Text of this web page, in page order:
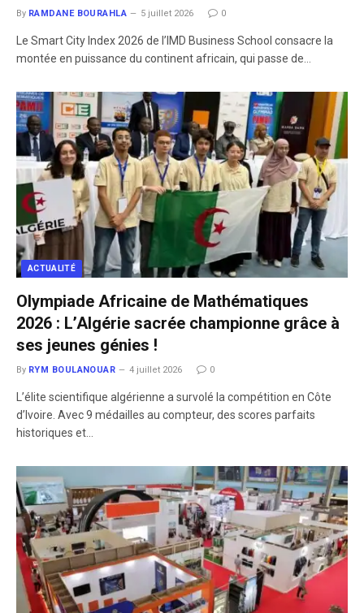
By RAMDANE BOURAHLA 5 juillet 2026 0
​Le Smart City Index 2026 de l’IMD Business School consacre la
montée en puissance du continent africain, qui passe de…
ACTUALITÉ
Olympiade Africaine de Mathématiques
2026 : L’Algérie sacrée championne grâce à
ses jeunes génies !
By RYM BOULANOUAR 4 juillet 2026 0
​L’élite scientifique algérienne a survolé la compétition en Côte
d’Ivoire. Avec 9 médailles au compteur, des scores parfaits
historiques et…